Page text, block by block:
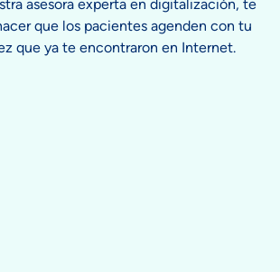
asesora experta en digitalización, te
que los pacientes agenden con tu
que ya te encontraron en Internet.